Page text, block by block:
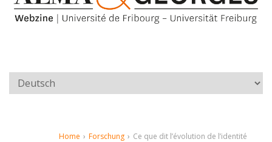
Home › Forschung › Ce que dit l’évolution de l’identité